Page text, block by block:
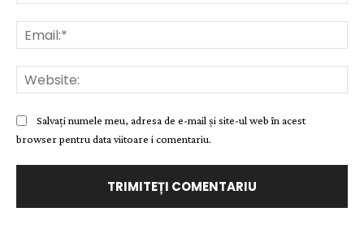
Salvați numele meu, adresa de e-mail și site-ul web în acest
browser pentru data viitoare i comentariu.